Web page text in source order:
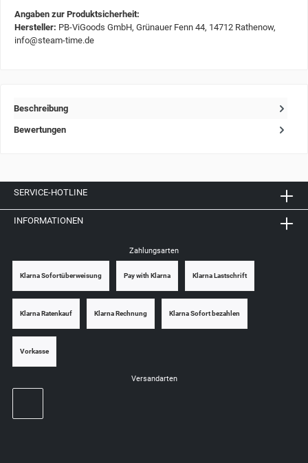
Angaben zur Produktsicherheit:
Hersteller: PB-ViGoods GmbH, Grünauer Fenn 44, 14712 Rathenow,
info@steam-time.de
Beschreibung
Bewertungen
SERVICE-HOTLINE
INFORMATIONEN
Zahlungsarten
Klarna Sofortüberweisung Pay with Klarna Klarna Lastschrift
Klarna Ratenkauf Klarna Rechnung Klarna Sofort bezahlen
Vorkasse
Versandarten